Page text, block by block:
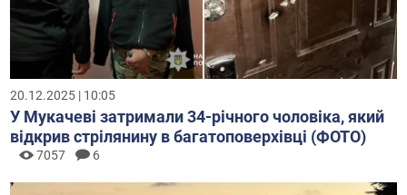
20.12.2025 | 10:05
У Мукачеві затримали 34-річного чоловіка, який
відкрив стрілянину в багатоповерхівці (ФОТО)
7057 6